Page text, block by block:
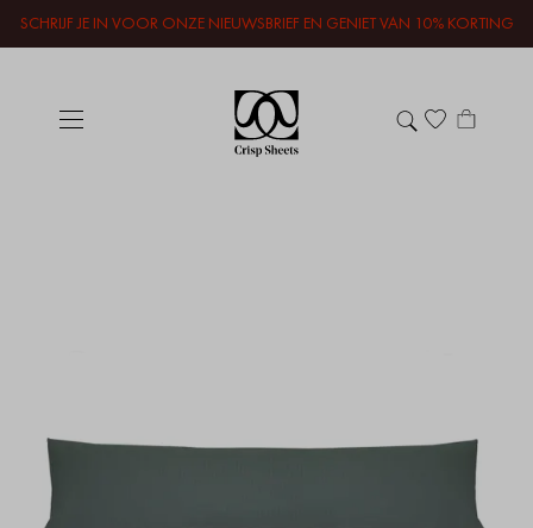
SCHRIJF JE IN VOOR ONZE NIEUWSBRIEF EN GENIET VAN 10% KORTING